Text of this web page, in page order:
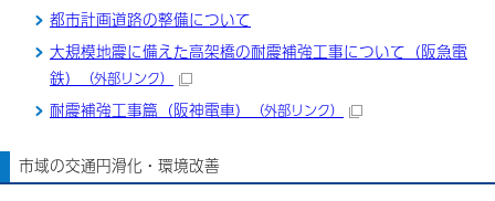
都市計画道路の整備について
大規模地震に備えた高架橋の耐震補強工事について（阪急電
鉄）
（外部リンク）
耐震補強工事篇（阪神電車） （外部リンク）
市域の交通円滑化・環境改善